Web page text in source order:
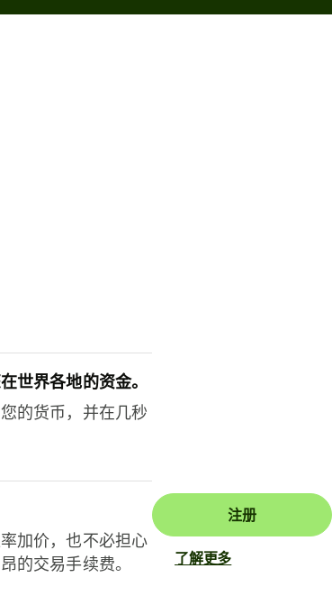
世界各地的资金。
的货币，并在几秒
加价，也不必担心
的交易手续费。
注册
了解更多